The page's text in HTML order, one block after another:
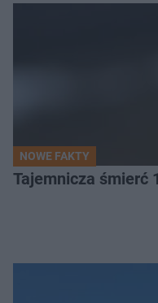
NOWE FAKTY
Tajemnicza śmierć